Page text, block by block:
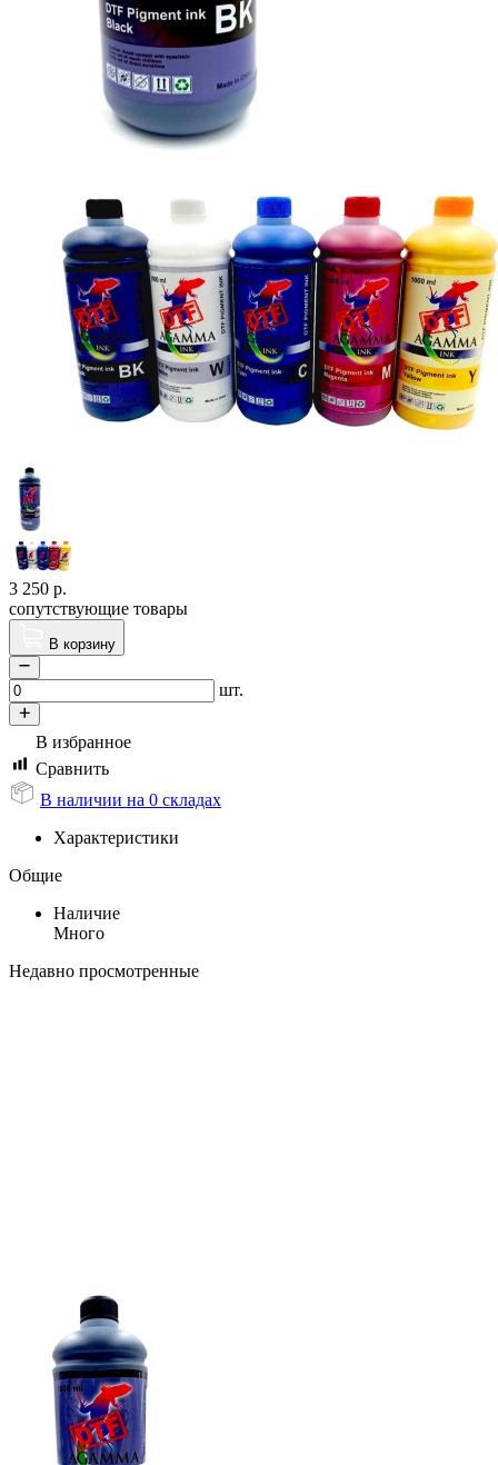
3 250 р.
сопутствующие товары
В корзину
шт.
В избранное
Сравнить
В наличии на 0 складах
Характеристики
Общие
Наличие
Много
Недавно просмотренные